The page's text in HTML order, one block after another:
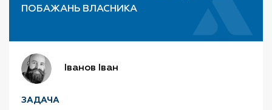
ПОБАЖАНЬ ВЛАСНИКА
Іванов Іван
ЗАДАЧА
Іванов Іван
ЗАДАЧА
Іван Іванов
ЗАДАЧА
Іванов Іван
ЗАДАЧА
Іван Іванов
ЗАДАЧА
Іван Іванов
ЗАДАЧА